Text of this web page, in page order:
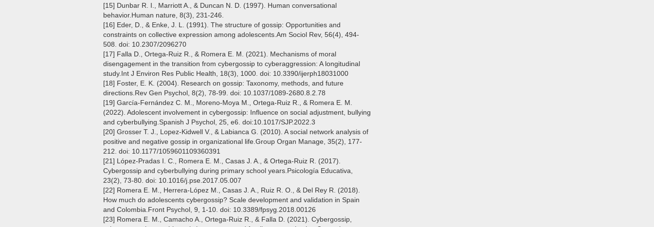
[15] Dunbar R. I., Marriott A., & Duncan N. D. (1997). Human conversational
behavior.Human nature, 8(3), 231-246.
[16] Eder, D., & Enke, J. L. (1991). The structure of gossip: Opportunities and
constraints on collective expression among adolescents.Am Sociol Rev, 56(4), 494-
508. doi: 10.2307/2096270
[17] Falla D., Ortega-Ruiz R., & Romera E. M. (2021). Mechanisms of moral
disengagement in the transition from cybergossip to cyberaggression: A longitudinal
study.Int J Environ Res Public Health, 18(3), 1000. doi: 10.3390/ijerph18031000
[18] Foster, E. K. (2004). Research on gossip: Taxonomy, methods, and future
directions.Rev Gen Psychol, 8(2), 78-99. doi: 10.1037/1089-2680.8.2.78
[19] García-Fernández C. M., Moreno-Moya M., Ortega-Ruiz R., & Romera E. M.
(2022). Adolescent involvement in cybergossip: Influence on social adjustment, bullying
and cyberbullying.Spanish J Psychol, 25, e6. doi:10.1017/SJP.2022.3
[20] Grosser T. J., Lopez-Kidwell V., & Labianca G. (2010). A social network analysis of
positive and negative gossip in organizational life.Group Organ Manage, 35(2), 177-
212. doi: 10.1177/1059601109360391
[21] López-Pradas I. C., Romera E. M., Casas J. A., & Ortega-Ruiz R. (2017).
Cybergossip and cyberbullying during primary school years.Psicología Educativa,
23(2), 73-80. doi: 10.1016/j.pse.2017.05.007
[22] Romera E. M., Herrera-López M., Casas J. A., Ruiz R. O., & Del Rey R. (2018).
How much do adolescents cybergossip? Scale development and validation in Spain
and Colombia.Front Psychol, 9, 1-10. doi: 10.3389/fpsyg.2018.00126
[23] Romera E. M., Camacho A., Ortega-Ruiz R., & Falla D. (2021). Cybergossip,